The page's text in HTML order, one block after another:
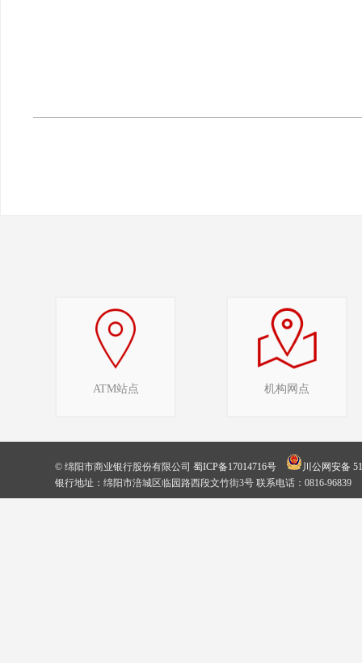
ATM站点 机构网点
© 绵阳市商业银行股份有限公司 蜀ICP备17014716号
川公网安备
银行地址：绵阳市涪城区临园路西段文竹街3号 联系电话：0816-96839